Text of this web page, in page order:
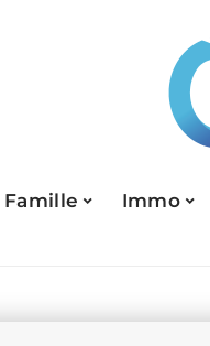
Famille Immo